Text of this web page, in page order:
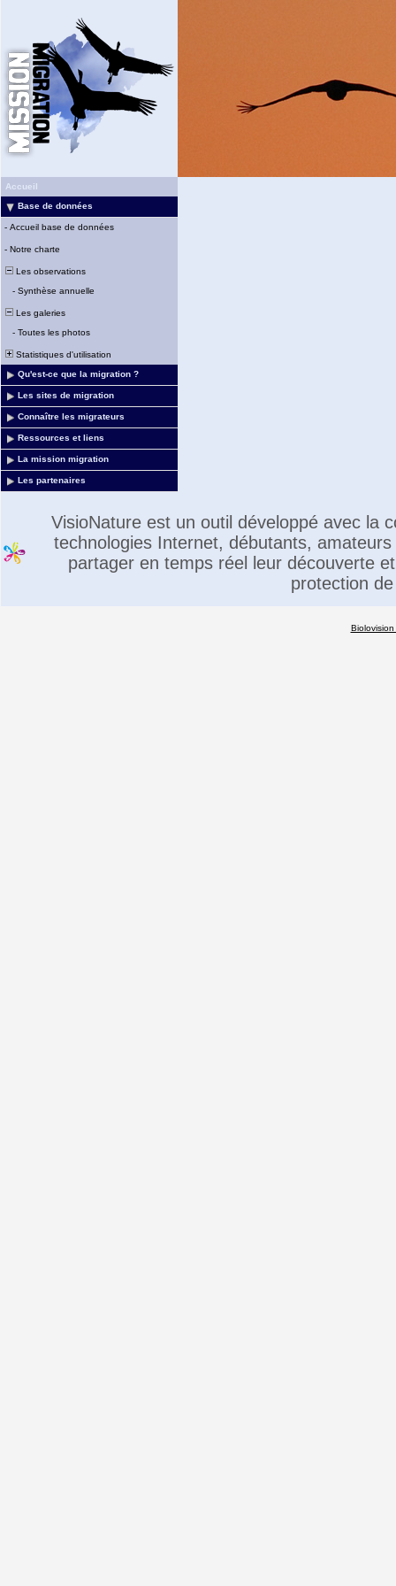
Accueil
Base de données
- Accueil base de données
- Notre charte
Les observations
- Synthèse annuelle
Les galeries
- Toutes les photos
Statistiques d'utilisation
Qu'est-ce que la migration ?
Les sites de migration
Connaître les migrateurs
Ressources et liens
La mission migration
Les partenaires
VisioNature est un outil développé avec la
technologies Internet, débutants,
partager en temps réel leur découverte
protection
Biolovision